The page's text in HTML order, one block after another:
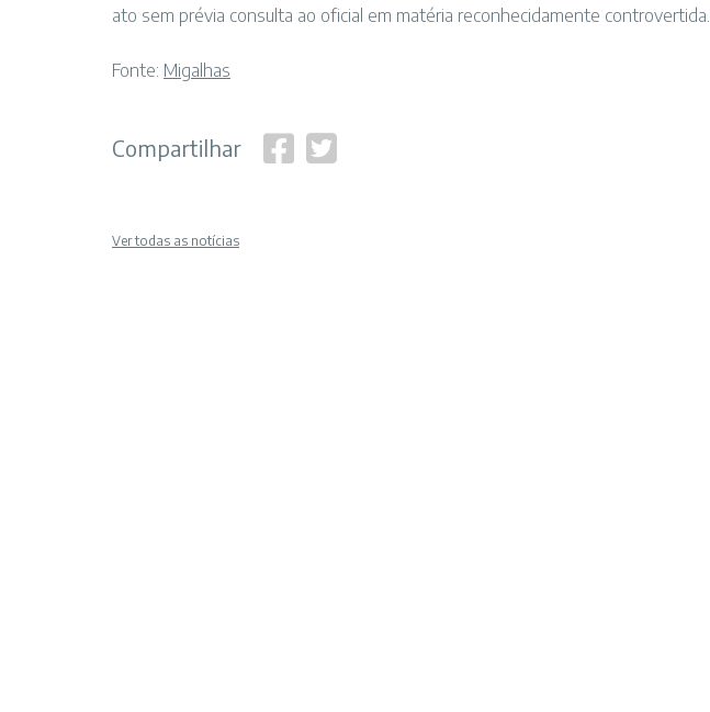
ato sem prévia consulta ao oficial em matéria reconhecidamente controvertida.
Fonte: Migalhas
Compartilhar
Ver todas as notícias